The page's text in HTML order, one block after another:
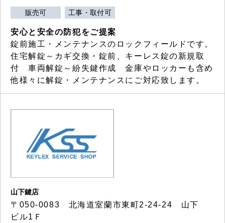
販売可 工事・取付可
安心と安全の防犯をご提案
錠前施工・メンテナンスのロックフィールドです。
住宅解錠～カギ交換・錠前、キーレス錠の新規取
付 車両解錠～紛失鍵作成 金庫やロッカーも含め
他様々に解錠・メンテナンスにご対応致します。
山下鍵店
〒050-0083 北海道室蘭市東町2-24-24 山下
ビル1Ｆ